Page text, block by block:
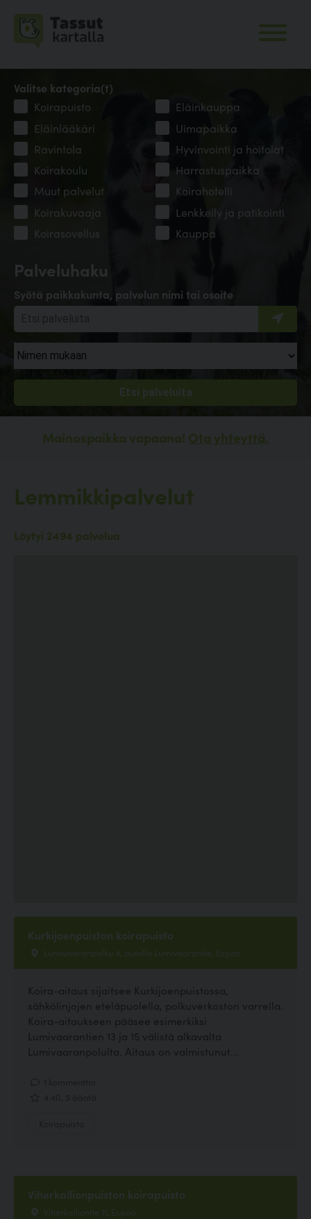
Palveluhaku
Syötä paikkakunta, palvelun nimi tai osoite
Valitse kategoria(t)
Koirapuisto
Eläinkauppa
Eläinlääkäri
Uimapaikka
Ravintola
Hyvinvointi ja hoitolat
Koirakoulu
Harrastuspaikka
Muut palvelut
Koirahotelli
Koirakuvaaja
Lenkkeily ja patikointi
Koirasovellus
Kauppa
Mainospaikka vapaana! Ota yhteyttä.
Lemmikkipalvelut
Löytyi 2494 palvelua
Kurkijoenpuiston koirapuisto
Lumivaaranpolku 4, autolla Lumivaarantie, Espoo
Koira-aitaus sijaitsee Kurkijoenpuistossa,
sähkölinjojen eteläpuolella, polkuverkoston varrella.
Koira-aitaukseen pääsee esimerkiksi
Lumivaarantien 13 ja 15 välistä alkavalta
Lumivaaranpolulta. Aitaus on valmistunut...
Viherkallionpuiston koirapuisto
Viherkalliontie 11, Espoo